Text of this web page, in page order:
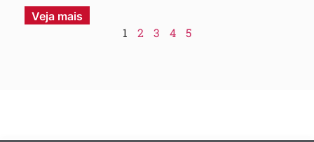
Veja mais
1 2 3 4 5